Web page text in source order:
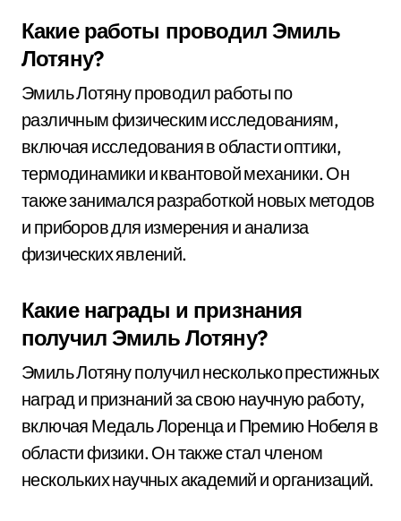
Какие работы проводил Эмиль
Лотяну?
Эмиль Лотяну проводил работы по
различным физическим исследованиям,
включая исследования в области оптики,
термодинамики и квантовой механики. Он
также занимался разработкой новых методов
и приборов для измерения и анализа
физических явлений.
Какие награды и признания
получил Эмиль Лотяну?
Эмиль Лотяну получил несколько престижных
наград и признаний за свою научную работу,
включая Медаль Лоренца и Премию Нобеля в
области физики. Он также стал членом
нескольких научных академий и организаций.